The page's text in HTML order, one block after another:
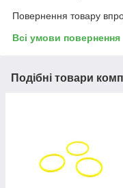
Повернення товару
Всі умови повернення
Подібні товари